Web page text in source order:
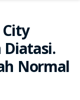
Diatasi.
Normal